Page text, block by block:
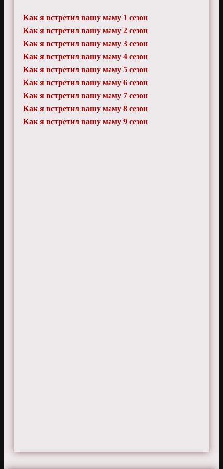
Как я встретил вашу маму 1 сезон
Как я встретил вашу маму 2 сезон
Как я встретил вашу маму 3 сезон
Как я встретил вашу маму 4 сезон
Как я встретил вашу маму 5 сезон
Как я встретил вашу маму 6 сезон
Как я встретил вашу маму 7 сезон
Как я встретил вашу маму 8 сезон
Как я встретил вашу маму 9 сезон